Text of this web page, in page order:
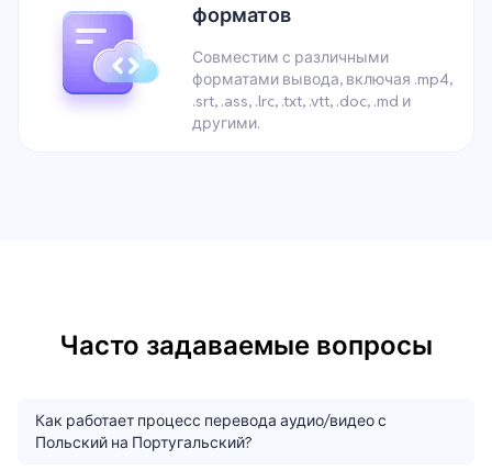
форматов
Совместим с различными
форматами вывода, включая .mp4,
.srt, .ass, .lrc, .txt, .vtt, .doc, .md и
другими.
Часто задаваемые вопросы
Как работает процесс перевода аудио/видео с
Польский на Португальский?